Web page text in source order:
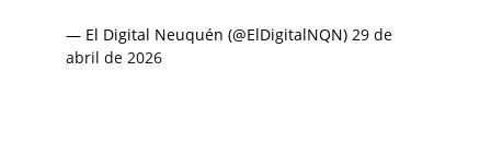
— El Digital Neuquén (@ElDigitalNQN) 29 de
abril de 2026